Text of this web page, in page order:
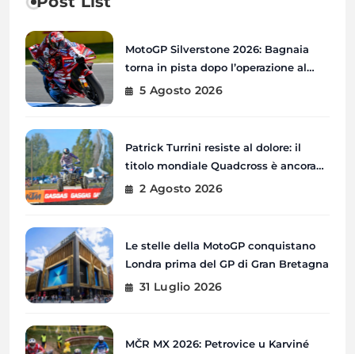
MotoGP Silverstone 2026: Bagnaia
torna in pista dopo l’operazione al
braccio destro
5 Agosto 2026
Patrick Turrini resiste al dolore: il
titolo mondiale Quadcross è ancora
possibile
2 Agosto 2026
Le stelle della MotoGP conquistano
Londra prima del GP di Gran Bretagna
31 Luglio 2026
MČR MX 2026: Petrovice u Karviné